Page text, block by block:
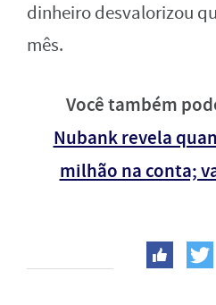
dinheiro desvalorizou
mês.
Você também
Nubank revela
milhão na conta;